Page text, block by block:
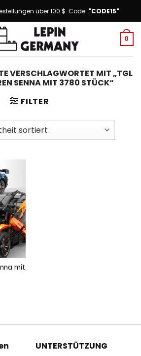
über 100 $. Code: "CODE15"
0
VERSCHLAGWORTET MIT „TGL
SENNA MIT 3780 STÜCK“
FILTER
mit
UNTERSTÜTZUNG